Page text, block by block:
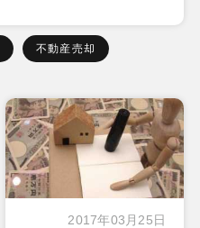
不動産売却
2017年03月25日